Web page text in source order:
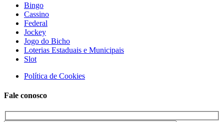
Bingo
Cassino
Federal
Jockey
Jogo do Bicho
Loterias Estaduais e Municipais
Slot
Política de Cookies
Fale conosco